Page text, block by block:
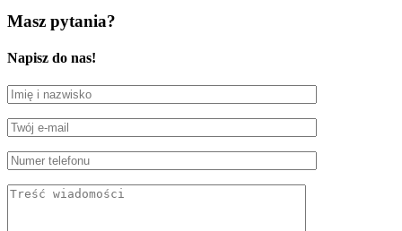
Masz pytania?
Napisz do nas!